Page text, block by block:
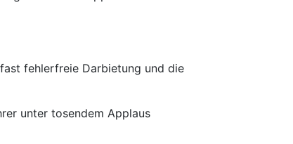
fehlerfreie Darbietung und die
unter tosendem Applaus